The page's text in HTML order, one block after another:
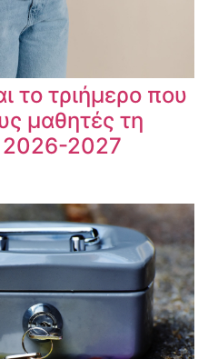
το τριήμερο που
μαθητές τη
2026-2027